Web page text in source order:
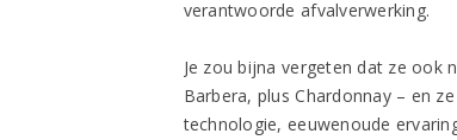
verantwoorde afvalverwerking.
Je zou bijna vergeten dat ze ook
Barbera, plus Chardonnay – en
technologie, eeuwenoude